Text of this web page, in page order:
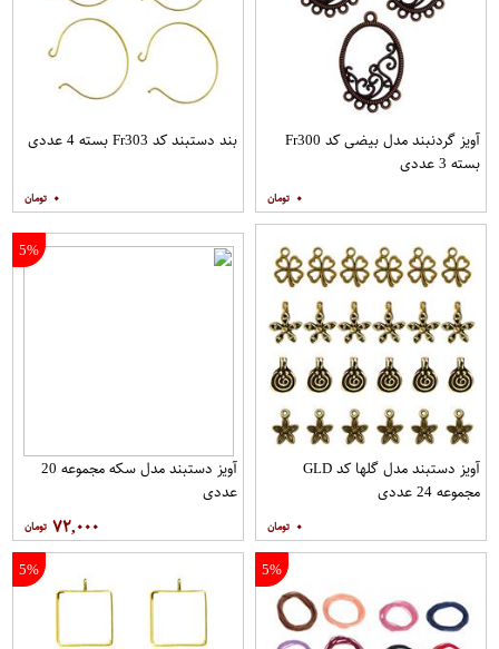
آویز گردنبند مدل بیضی کد Fr300
بسته 3 عددی
۰
بند دستبند کد Fr303 بسته 4 عددی
۰
آویز دستبند مدل گلها کد GLD
مجموعه 24 عددی
۰
5%
آویز دستبند مدل سکه مجموعه 20
عددی
۷۲,۰۰۰
5%
5%